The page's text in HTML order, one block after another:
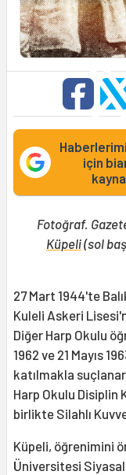
için
Fotoğraf.
Küpeli(sol
27 Mart 1944'te
Kuleli Askeri
Diğer Harp Okulu
1962 ve 21 Mayıs
katılmakla
Harp Okulu Disiplin
birlikte Silahlı
Küpeli, öğrenimini
Üniversitesi